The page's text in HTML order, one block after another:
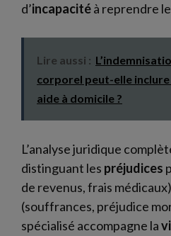
d’incapacitéà reprendre
Lire aussi :
corporel peut-elle inclure
aide à domicile ?
L’analyse juridique
distinguant les préjudices
de revenus, frais
(souffrances, préjudice
spécialisé accompagne la